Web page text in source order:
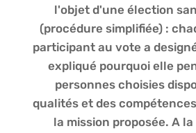
l'objet d'une élection
(procédure simplifiée) :
participant au vote a
expliqué pourquoi elle
personnes choisies
qualités et des
la mission proposée. A